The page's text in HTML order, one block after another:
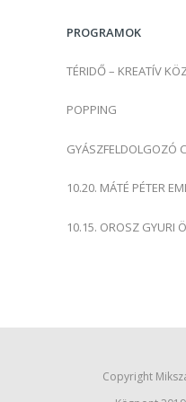
:PROGRAMOK
TÉRIDŐ – KREATÍV
POPPING
GYÁSZFELDOLGOZÓ
10.20. MÁTÉ PÉTER
10.15. OROSZ GYURI
Copyright